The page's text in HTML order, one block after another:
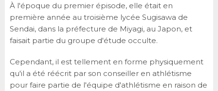
À l'époque du premier épisode, elle était en
première année au troisième lycée Sugisawa de
Sendai, dans la préfecture de Miyagi, au Japon, et
faisait partie du groupe d'étude occulte.
Cependant, il est tellement en forme physiquement
qu'il a été réécrit par son conseiller en athlétisme
pour faire partie de l'équipe d'athlétisme en raison de